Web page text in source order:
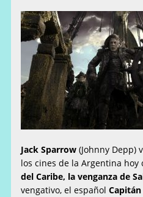
Jack Sparrow (Johnny Depp)
los cines de la Argentina hoy
del Caribe, la venganza de
vengativo, el españolCapitán